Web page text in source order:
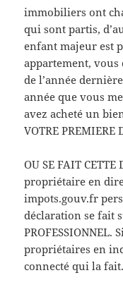
immobiliers ont
qui sont partis,
enfant majeur est
appartement, vous
de l’année
année que vous
avez acheté un
VOTRE PREMIERE
OU SE FAIT
propriétaire en
impots.gouv.fr
déclaration se fait
PROFESSIONNEL.
propriétaires en
connecté qui la fait.